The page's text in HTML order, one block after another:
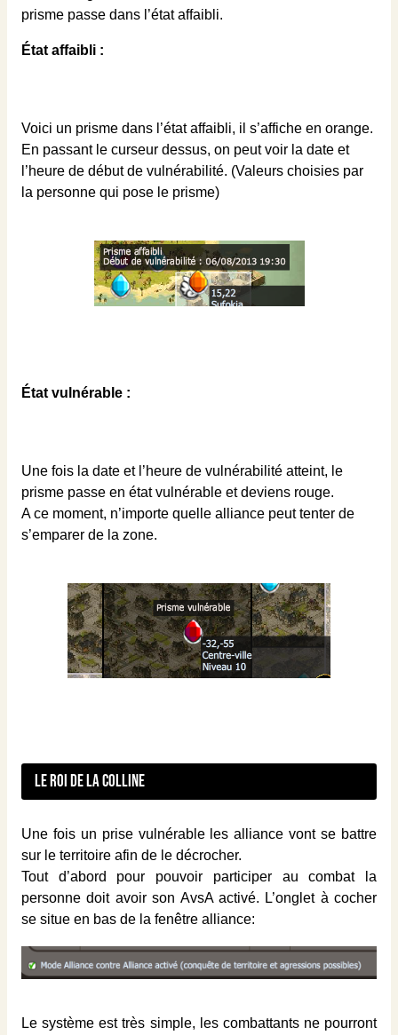
prisme passe dans l’état affaibli.
État affaibli :
Voici un prisme dans l’état affaibli, il s’affiche en orange.
En passant le curseur dessus, on peut voir la date et
l’heure de début de vulnérabilité. (Valeurs choisies par
la personne qui pose le prisme)
État vulnérable :
Une fois la date et l’heure de vulnérabilité atteint, le
prisme passe en état vulnérable et deviens rouge.
A ce moment, n’importe quelle alliance peut tenter de
s’emparer de la zone.
Le Roi de la colline
Une fois un prise vulnérable les alliance vont se battre
sur le territoire afin de le décrocher.
Tout d’abord pour pouvoir participer au combat la
personne doit avoir son AvsA activé. L’onglet à cocher
se situe en bas de la fenêtre alliance:
Le système est très simple, les combattants ne pourront